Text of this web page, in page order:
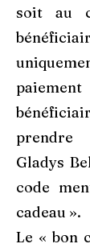
soit au
prendre
Gladys
code
cadeau ».
Le « bon